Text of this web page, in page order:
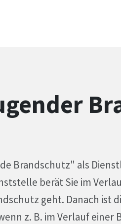
Brandschutz" als
berät Sie im
geht. Danach
z. B. im Verlauf